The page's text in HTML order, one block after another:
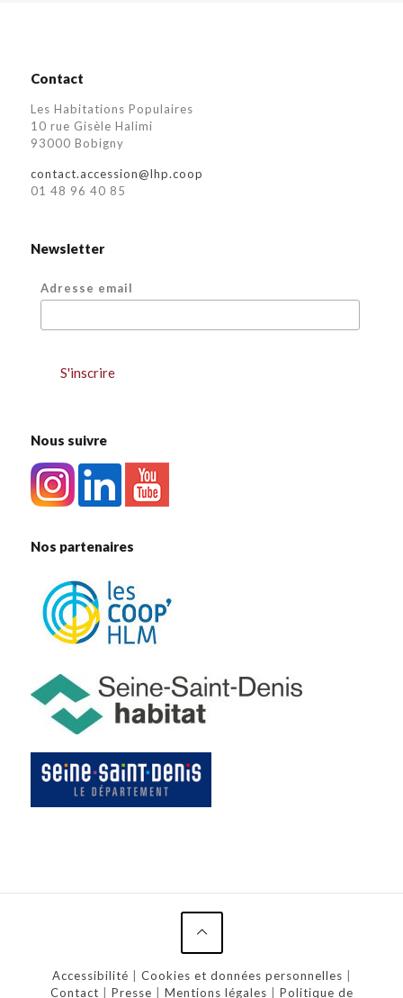
Contact
Les Habitations Populaires
10 rue Gisèle Halimi
93000 Bobigny
contact.accession@lhp.coop
01 48 96 40 85
Newsletter
Adresse email
Nous suivre
Nos partenaires
Accessibilité Cookies et données personnelles
Contact
Presse Mentions légales Politique de